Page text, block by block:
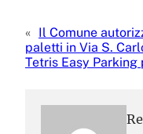
« Il Comune
paletti in Via S.
Tetris Easy Parking